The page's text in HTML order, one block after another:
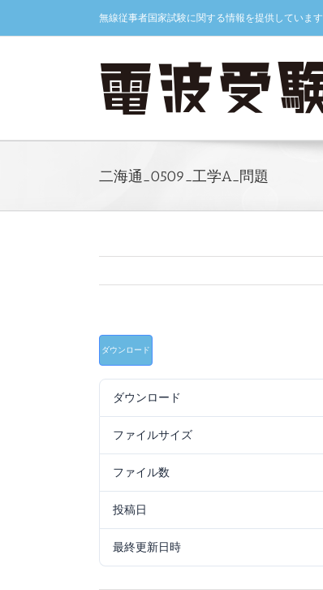
content
無線従事者国家試験に関する情報を提供しています
二海通_0509_工学A_問題
ダウンロード
ダウンロード
ファイルサイズ
ファイル数
投稿日
最終更新日時